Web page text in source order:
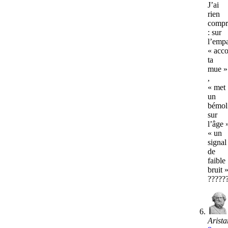
J’ai
rien
: sur
«
ta
mue »
,
« met
un
bémol
sur
l’âge
« un
signal
de
faible
bruit »